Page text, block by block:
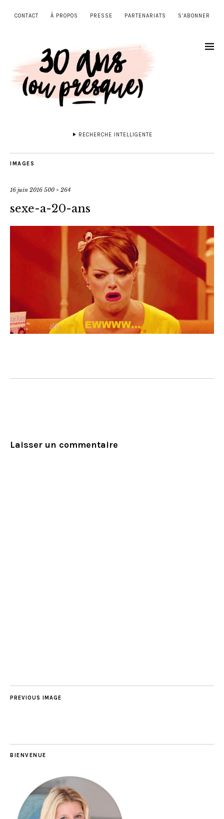
CONTACT À PROPOS PRESSE PARTENARIATS S’ABONNER
RECHERCHE INTELLIGENTE
IMAGES
16 juin 2016 500 × 264
sexe-a-20-ans
Laisser un commentaire
PREVIOUS IMAGE
BIENVENUE